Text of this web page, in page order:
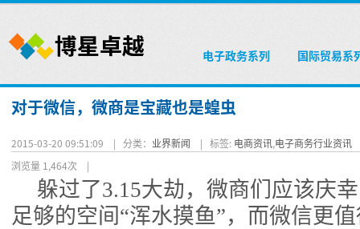
电子政务系列 国际贸易系
对于微信，微商是宝藏也是蝗虫
2015-03-20 09:51:09 | 分类： 业界新闻 | 标签: 电商资讯,电子商务行业资讯
浏览量 1,464次 |
躲过了3.15大劫，微商们应该庆
足够的空间“浑水摸鱼”，而微信更